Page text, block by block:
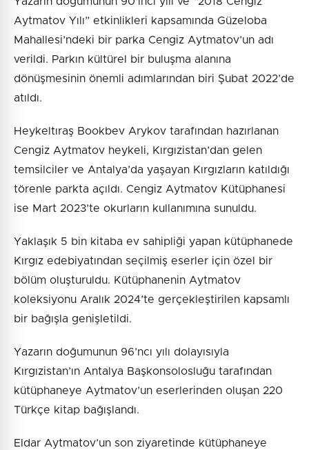
Aytmatov Yılı” etkinlikleri kapsamında Güzeloba
Mahallesi’ndeki bir parka Cengiz Aytmatov’un adı
verildi. Parkın kültürel bir buluşma alanına
dönüşmesinin önemli adımlarından biri Şubat 2022’de
atıldı.
Heykeltıraş Bookbev Arykov tarafından hazırlanan
Cengiz Aytmatov heykeli, Kırgızistan’dan gelen
temsilciler ve Antalya’da yaşayan Kırgızların katıldığı
törenle parkta açıldı. Cengiz Aytmatov Kütüphanesi
ise Mart 2023’te okurların kullanımına sunuldu.
Yaklaşık 5 bin kitaba ev sahipliği yapan kütüphanede
Kırgız edebiyatından seçilmiş eserler için özel bir
bölüm oluşturuldu. Kütüphanenin Aytmatov
koleksiyonu Aralık 2024’te gerçekleştirilen kapsamlı
bir bağışla genişletildi.
Yazarın doğumunun 96’ncı yılı dolayısıyla
Kırgızistan’ın Antalya Başkonsolosluğu tarafından
kütüphaneye Aytmatov’un eserlerinden oluşan 220
Türkçe kitap bağışlandı.
Eldar Aytmatov’un son ziyaretinde kütüphaneye